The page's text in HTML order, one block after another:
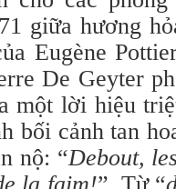
giữa hương
Eugène
De Geyter
một lời hiệu
bối cảnh tan
nộ: “Debout,